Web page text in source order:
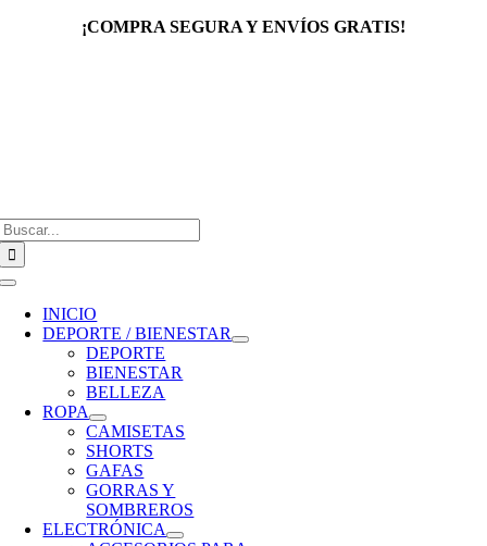
¡COMPRA SEGURA Y ENVÍOS GRATIS!
Toggle
Navigation
INICIO
DEPORTE / BIENESTAR
DEPORTE
BIENESTAR
BELLEZA
ROPA
CAMISETAS
SHORTS
GAFAS
GORRAS Y
SOMBREROS
ELECTRÓNICA